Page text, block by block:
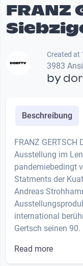
FRANZ
Created at
3983
by
Beschreibung
FRANZ
Ausstellung im
pandemiebedingt
Statments der
Andreas
international
Gertsch seinen
Read more